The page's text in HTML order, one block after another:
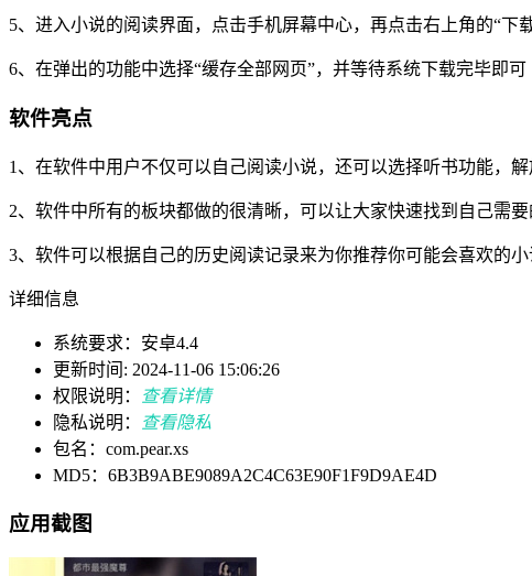
5、进入小说的阅读界面，点击手机屏幕中心，再点击右上角的“下
6、在弹出的功能中选择“缓存全部网页”，并等待系统下载完毕即可
软件亮点
1、在软件中用户不仅可以自己阅读小说，还可以选择听书功能，解
2、软件中所有的板块都做的很清晰，可以让大家快速找到自己需要
3、软件可以根据自己的历史阅读记录来为你推荐你可能会喜欢的小
详细信息
系统要求：安卓4.4
更新时间: 2024-11-06 15:06:26
权限说明：
查看详情
隐私说明：
查看隐私
包名：com.pear.xs
MD5：6B3B9ABE9089A2C4C63E90F1F9D9AE4D
应用截图